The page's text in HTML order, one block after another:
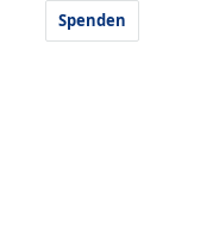
Spenden